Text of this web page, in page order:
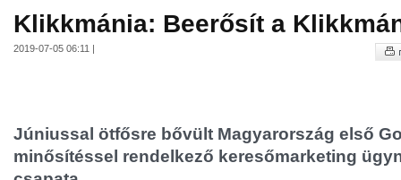
Klikkmánia: Beerősít a
2019-07-05 06:11 |
Júniussal ötfősre bővült Magyarország első
minősítéssel rendelkező keresőmarketing